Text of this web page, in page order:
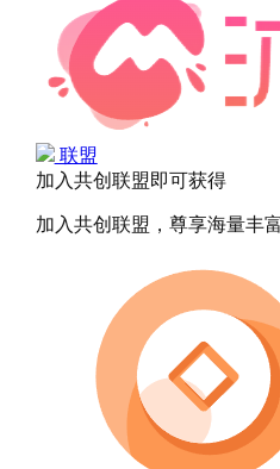
联盟
加入共创联盟即可获得
加入共创联盟，尊享海量丰